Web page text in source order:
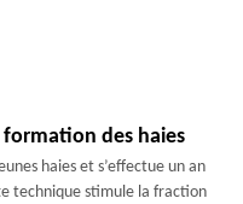
des haies
haies et s’effectue un an
technique stimule la fraction